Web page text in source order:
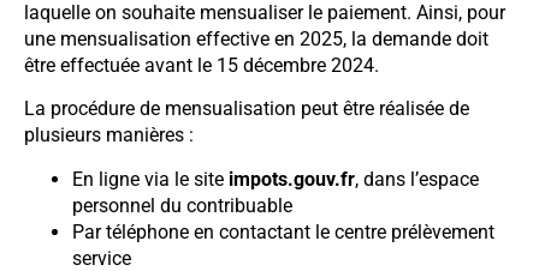
laquelle on souhaite mensualiser le paiement. Ainsi, pour
une mensualisation effective en 2025, la demande doit
être effectuée avant le 15 décembre 2024.
La procédure de mensualisation peut être réalisée de
plusieurs manières :
En ligne via le site impots.gouv.fr, dans l’espace
personnel du contribuable
Par téléphone en contactant le centre prélèvement
service